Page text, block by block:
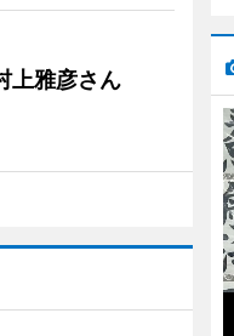
上雅彦さん